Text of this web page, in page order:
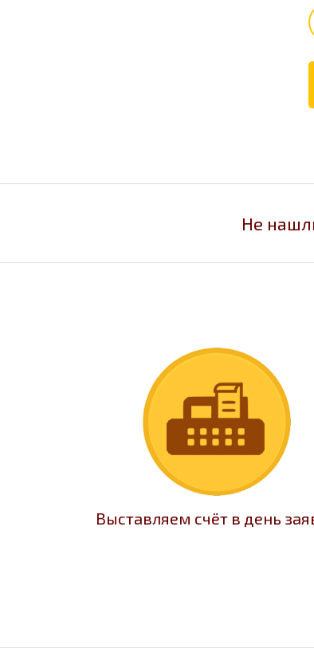
Не
Выставляем счёт в день